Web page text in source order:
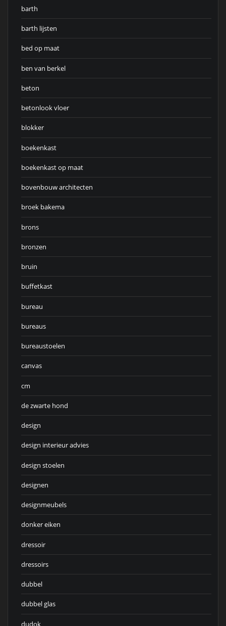
barth
barth lijsten
bed op maat
ben van berkel
beton
betonlook vloer
blokker
boekenkast
boekenkast op maat
bovenbouw architecten
broek bakema
brons
bronzen
bruin
buffetkast
bureau
bureaus
bureaustoelen
canvas
cm
de zwarte hond
design
design interieur advies
design stoelen
designen
designmeubels
donker eiken
dressoir
dressoirs
dubbel
dubbel glas
dudok